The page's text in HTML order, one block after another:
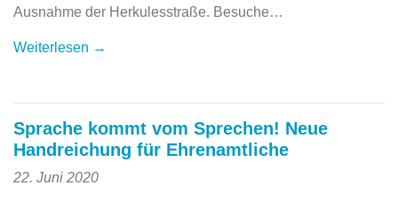
Ausnahme der Herkulesstraße. Besuche…
Weiterlesen →
Sprache kommt vom Sprechen! Neue
Handreichung für Ehrenamtliche
22. Juni 2020